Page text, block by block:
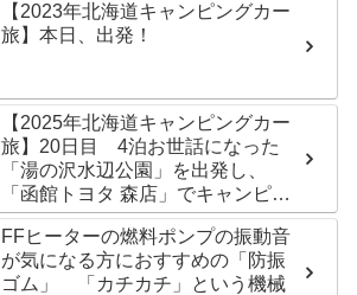
【2023年北海道キャンピングカー
旅】本日、出発！
【2025年北海道キャンピングカー
旅】20日目 4泊お世話になった
「湯の沢水辺公園」を出発し、
「函館トヨタ 森店」でキャンピン
グカーのオイル交換完了！今日は
伊達市の「徳舜瞥山麓キャンプ
場」へ
FFヒーターの燃料ポンプの振動音
が気になる方におすすめの「防振
ゴム」 「カチカチ」という機械